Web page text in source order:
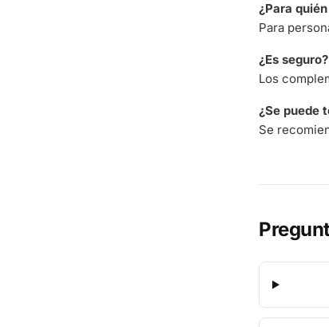
¿Para
Para
¿Es seguro?
Los
¿Se puede
Se